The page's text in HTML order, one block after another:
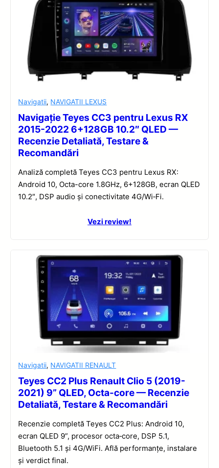
Navigatii, NAVIGATII LEXUS
Navigație Teyes CC3 pentru Lexus RX
2015-2022 6+128GB 10.2″ QLED —
Recenzie Detaliată, Testare &
Recomandări
Analiză completă Teyes CC3 pentru Lexus RX:
Android 10, Octa-core 1.8GHz, 6+128GB, ecran QLED
10.2″, DSP audio și conectivitate 4G/Wi‑Fi.
Vezi review!
Navigatii, NAVIGATII RENAULT
Teyes CC2 Plus Renault Clio 5 (2019-
2021) 9” QLED, Octa-core — Recenzie
Detaliată, Testare & Recomandări
Recenzie completă Teyes CC2 Plus: Android 10,
ecran QLED 9”, procesor octa‑core, DSP 5.1,
Bluetooth 5.1 și 4G/WiFi. Află performanțe, instalare
și verdict final.